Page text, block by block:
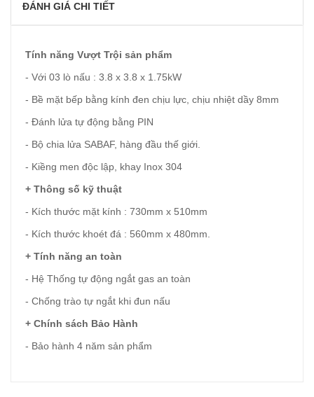
ĐÁNH GIÁ CHI TIẾT
Tính năng Vượt Trội sản phẩm
- Với 03 lò nấu : 3.8 x 3.8 x 1.75kW
- Bề mặt bếp bằng kính đen chịu lực, chịu nhiệt dầy 8mm
- Đánh lửa tự động bằng PIN
- Bộ chia lửa SABAF, hàng đầu thế giới.
- Kiềng men độc lập, khay Inox 304
+ Thông số kỹ thuật
- Kích thước mặt kính : 730mm x 510mm
- Kích thước khoét đá : 560mm x 480mm.
+ Tính năng an toàn
- Hệ Thống tự động ngắt gas an toàn
- Chống trào tự ngắt khi đun nấu
+ Chính sách Bảo Hành
- Bảo hành 4 năm sản phẩm